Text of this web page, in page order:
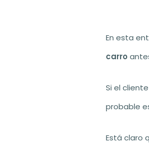
En esta
carro
Si el
probable
Está claro